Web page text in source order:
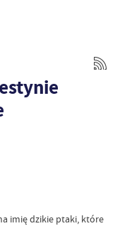
imię dzikie ptaki, które